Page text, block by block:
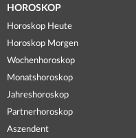
HOROSKOP
Horoskop Heute
Horoskop Morgen
Wochenhoroskop
Monatshoroskop
Jahreshoroskop
Partnerhoroskop
Aszendent